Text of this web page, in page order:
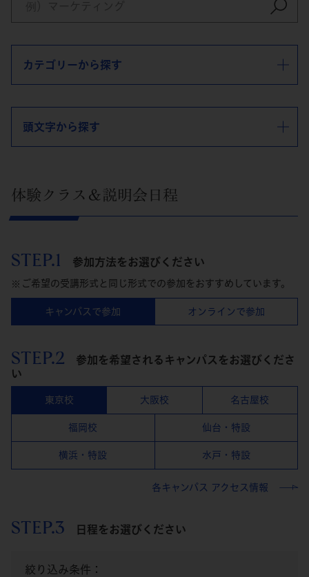
カテゴリーから探す
頭文字から探す
体験クラス＆説明会日程
STEP.1 参加方法をお選びください
ご希望の受講形式と同じ形式での参加をおすすめしています。
キャンパスで参加 オンラインで参加
STEP.2
参加を希望されるキャンパスをお選びくださ
い
各キャンパス アクセス情報
東京校 大阪校 名古屋校
福岡校 仙台・特設
横浜・特設 水戸・特設
STEP.3 日程をお選びください
絞り込み条件：